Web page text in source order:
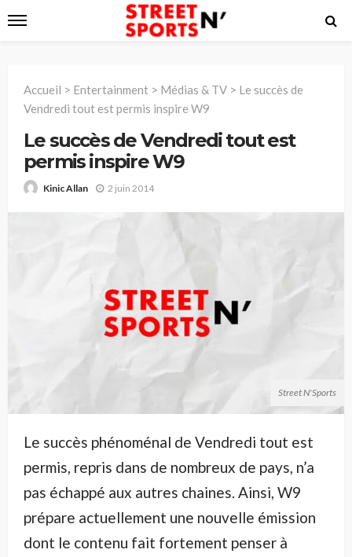
Accueil > Entertainment > Médias & TV > Le succès de
Vendredi tout est permis inspire W9
Le succès de Vendredi tout est
permis inspire W9
Kinic Allan 2 juin 2014
Street N'Sports
Le succès phénoménal de Vendredi tout est
permis, repris dans de nombreux de pays, n’a
pas échappé aux autres chaines. Ainsi, W9
prépare actuellement une nouvelle émission
dont le contenu fait fortement penser à